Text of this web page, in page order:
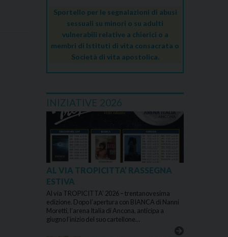
Sportello per le segnalazioni di abusi
sessuali su minori o su adulti
vulnerabili relative a chierici o a
membri di Istituti di vita consacrata o
Società di vita apostolica.
INIZIATIVE 2026
AL VIA TROPICITTA’ RASSEGNA
ESTIVA
Al via TROPICITTA’ 2026 – trentanovesima
edizione. Dopo l’apertura con BIANCA di Nanni
Moretti, l’arena Italia di Ancona, anticipa a
giugno l’inizio del suo cartellone…